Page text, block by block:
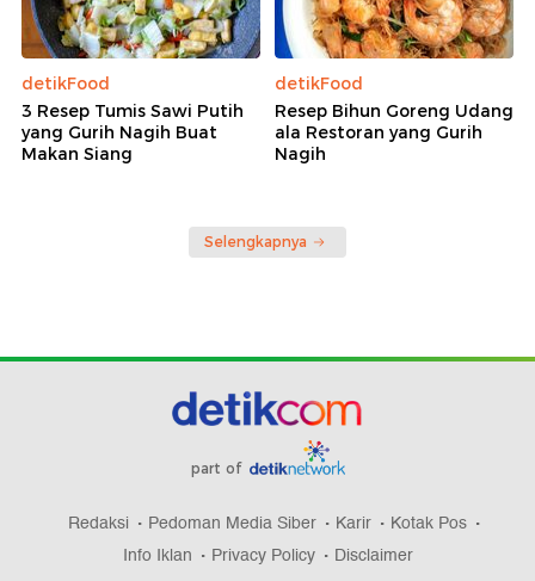
detikFood
3 Resep Tumis Sawi Putih
yang Gurih Nagih Buat
Makan Siang
detikFood
Resep Bihun Goreng Udang
ala Restoran yang Gurih
Nagih
Selengkapnya
part of
Redaksi Pedoman Media Siber Karir
Kotak Pos
Info Iklan
Privacy Policy Disclaimer